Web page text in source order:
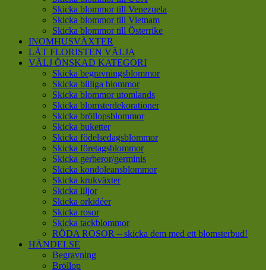
Skicka blommor till Venezuela
Skicka blommor till Vietnam
Skicka blommor till Österrike
INOMHUSVÄXTER
LÅT FLORISTEN VÄLJA
VÄLJ ÖNSKAD KATEGORI
Skicka begravningsblommor
Skicka billiga blommor
Skicka blommor utomlands
Skicka blomsterdekorationer
Skicka bröllopsblommor
Skicka buketter
Skicka födelsedagsblommor
Skicka företagsblommor
Skicka gerberor/germinis
Skicka kondoleansblommor
Skicka krukväxter
Skicka liljor
Skicka orkidéer
Skicka rosor
Skicka tackblommor
RÖDA ROSOR – skicka dem med ett blomsterbud!
HÄNDELSE
Begravning
Bröllop